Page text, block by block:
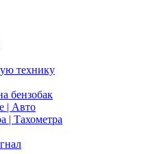
технику
бензобак
| Авто
| Тахометра